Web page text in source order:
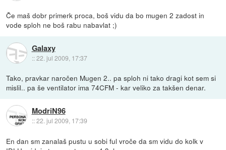
Če maš dobr primerk proca, boš vidu da bo mugen 2 zadost in
vode sploh ne boš rabu nabavlat ;)
Galaxy
::22. jul 2009, 17:37
Tako, pravkar naročen Mugen 2.. pa sploh ni tako dragi kot sem si
mislil.. pa še ventilator ima 74CFM - kar veliko za takšen denar.
ModriN96
::22. jul 2009, 17:39
En dan sm zanalaš pustu u sobi ful vroče da sm vidu do kolk v